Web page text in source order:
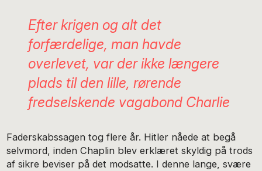
Efter krigen og alt det
forfærdelige, man havde
overlevet, var der ikke længere
plads til den lille, rørende
fredselskende vagabond Charlie
Faderskabssagen tog flere år. Hitler nåede at begå
selvmord, inden Chaplin blev erklæret skyldig på trods
af sikre beviser på det modsatte. I denne lange, svære